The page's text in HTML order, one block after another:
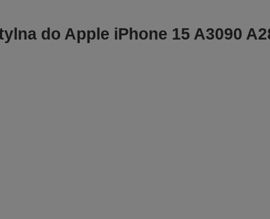
do Apple iPhone 15 A3090